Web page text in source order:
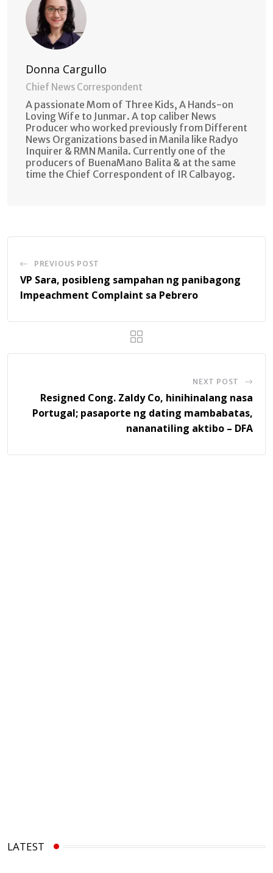
Donna Cargullo
Chief News Correspondent
A passionate Mom of Three Kids, A Hands-on
Loving Wife to Junmar. A top caliber News
Producer who worked previously from Different
News Organizations based in Manila like Radyo
Inquirer & RMN Manila. Currently one of the
producers of BuenaMano Balita & at the same
time the Chief Correspondent of IR Calbayog.
PREVIOUS POST
VP Sara, posibleng sampahan ng panibagong
Impeachment Complaint sa Pebrero
NEXT POST
Resigned Cong. Zaldy Co, hinihinalang nasa
Portugal; pasaporte ng dating mambabatas,
nananatiling aktibo – DFA
LATEST